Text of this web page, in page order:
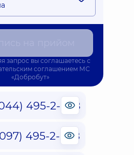
запрос вы соглашаетесь с
соглашением МС
«Добробут»
495-2-888
495-2-888